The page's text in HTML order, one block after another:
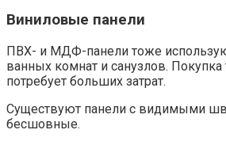
Виниловые панели
ПВХ- и МДФ-панели тоже
ванных комнат и санузлов. Покупка
потребует больших затрат.
Существуют панели с видимыми
бесшовные.